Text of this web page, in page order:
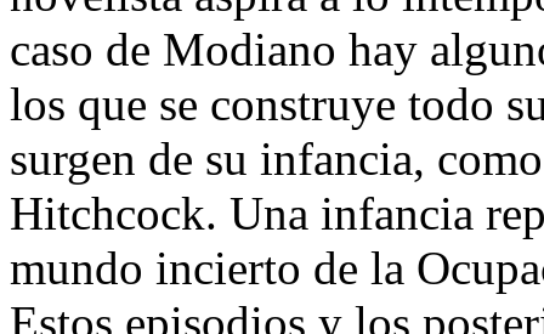
caso de Modiano hay
los que se construye todo
surgen de su infancia,
Hitchcock. Una infancia
mundo incierto de la
Estos episodios y los